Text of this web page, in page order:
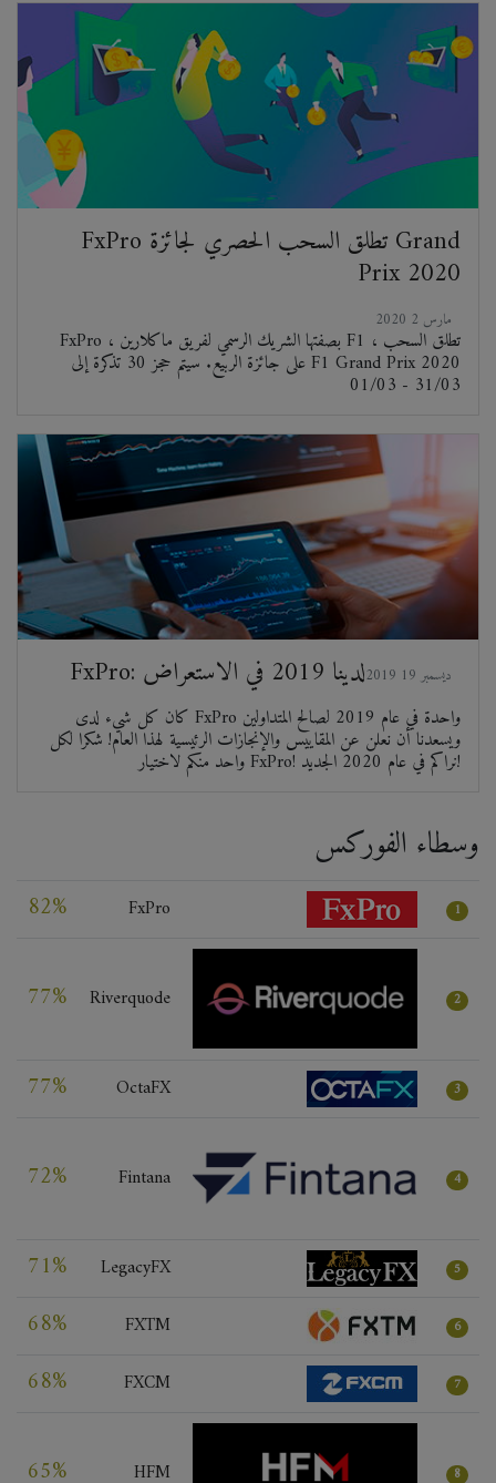
FxPro تطلق السحب الحصري لجائزة Grand
Prix 2020
FxPro ، بصفتها الشريك الرسمي لفريق ماكلارين F1 ، تطلق السحب
على جائزة الربيع. سيتم حجز 30 تذكرة إلى F1 Grand Prix 2020
01/03 - 31/03
FxPro: لدينا 2019 في الاستعراض
كان كل شيء لدى FxPro واحدة في عام 2019 لصالح المتداولين
ويسعدنا أن نعلن عن المقاييس والإنجازات الرئيسية لهذا العام! شكرا لكل
واحد منكم لاختيار FxPro! نراكم في عام 2020 الجديد!
وسطاء الفوركس
82% FxPro 1
77% Riverquode 2
77% OctaFX 3
72% Fintana 4
71% LegacyFX 5
68% FXTM 6
68% FXCM 7
65% HFM 8